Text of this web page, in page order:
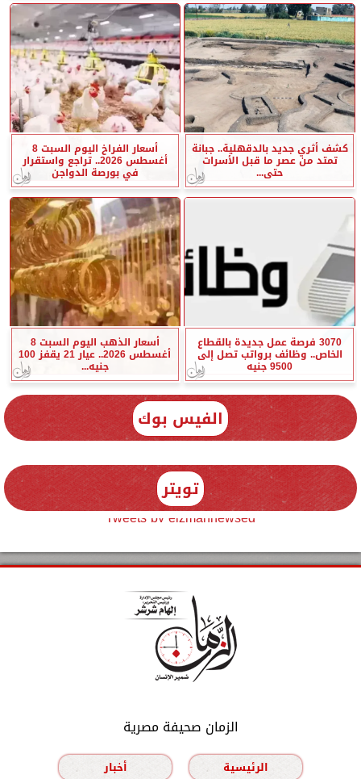
كشف أثري جديد بالدقهلية.. جبانة
تمتد من عصر ما قبل الأسرات
حتى...
أسعار الفراخ اليوم السبت 8
أغسطس 2026.. تراجع واستقرار
في بورصة الدواجن
3070 فرصة عمل جديدة بالقطاع
الخاص.. وظائف برواتب تصل إلى
9500 جنيه
أسعار الذهب اليوم السبت 8
أغسطس 2026.. عيار 21 يقفز 100
جنيه...
الفيس بوك
تويتر
Tweets by elzmannewseg
الزمان صحيفة مصرية
الرئيسية
أخبار